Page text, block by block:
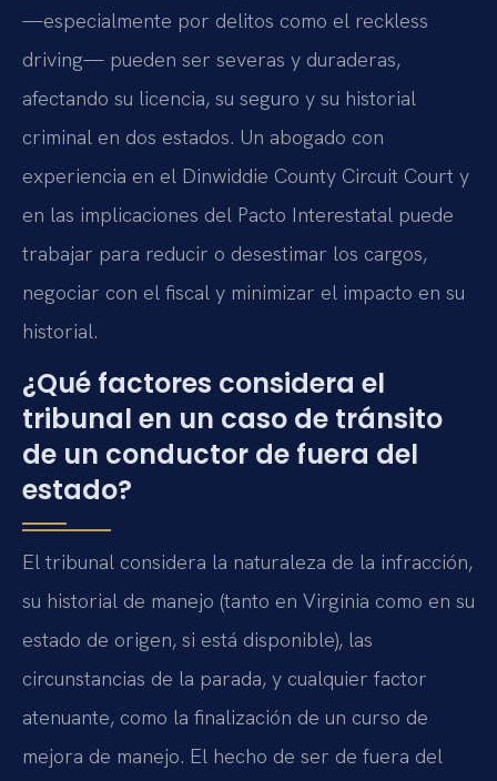
—especialmente por delitos como el reckless
driving— pueden ser severas y duraderas,
afectando su licencia, su seguro y su historial
criminal en dos estados. Un abogado con
experiencia en el Dinwiddie County Circuit Court y
en las implicaciones del Pacto Interestatal puede
trabajar para reducir o desestimar los cargos,
negociar con el fiscal y minimizar el impacto en su
historial.
¿Qué factores considera el
tribunal en un caso de tránsito
de un conductor de fuera del
estado?
El tribunal considera la naturaleza de la infracción,
su historial de manejo (tanto en Virginia como en su
estado de origen, si está disponible), las
circunstancias de la parada, y cualquier factor
atenuante, como la finalización de un curso de
mejora de manejo. El hecho de ser de fuera del